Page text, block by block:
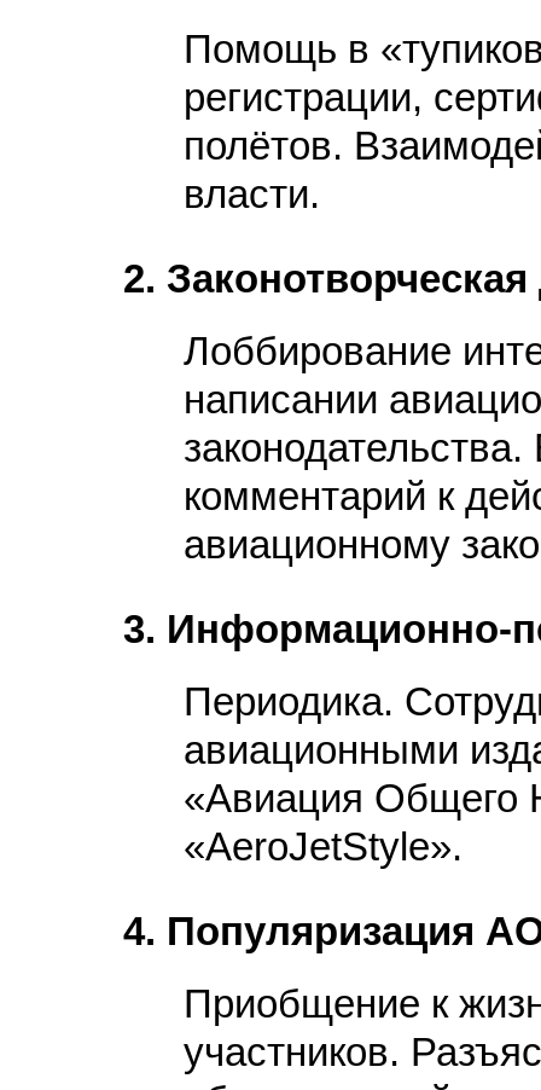
Помощь в
регистрации,
полётов.
власти.
2.
Лоббирование
написании
комментарий к
авиационному
3. Информационно-
Периодика.
авиационными
«Авиация Общего
«AeroJetStyle».
4. Популяризация
Приобщение к
участников.